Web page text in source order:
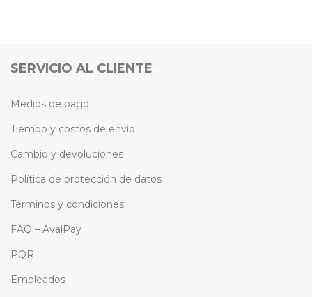
SERVICIO AL CLIENTE
Medios de pago
Tiempo y costos de envío
Cambio y devoluciones
Política de protección de datos
Términos y condiciones
FAQ – AvalPay
PQR
Empleados